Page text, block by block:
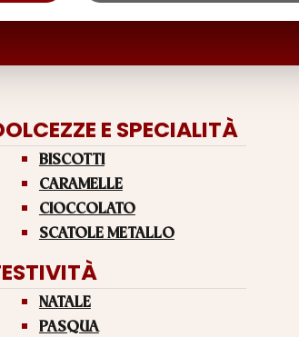
E SPECIALITÀ
BISCOTTI
CARAMELLE
CIOCCOLATO
SCATOLE METALLO
NATALE
PASQUA